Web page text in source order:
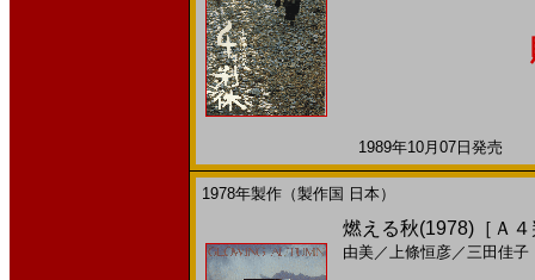
1989年10月07日発売
1978年製作（製作国 日本）
燃える秋(1978)［Ａ
由美／上條恒彦／三田佳子